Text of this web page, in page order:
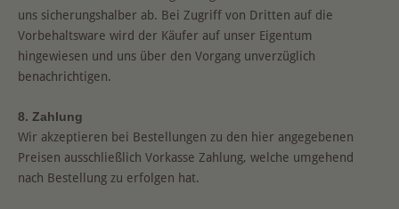
uns sicherungshalber ab. Bei Zugriff von Dritten auf die
Vorbehaltsware wird der Käufer auf unser Eigentum
hingewiesen und uns über den Vorgang unverzüglich
benachrichtigen.
8. Zahlung
Wir akzeptieren bei Bestellungen zu den hier angegebenen
Preisen ausschließlich Vorkasse Zahlung, welche umgehend
nach Bestellung zu erfolgen hat.